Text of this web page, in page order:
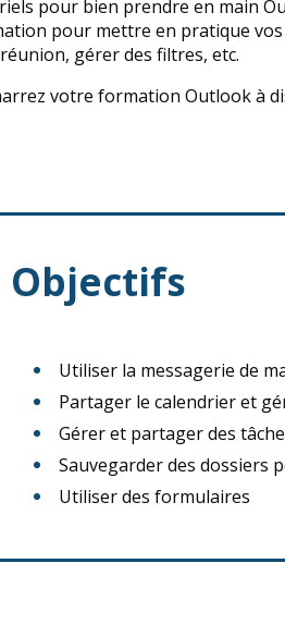
pour bien prendre en main
pour mettre en pratique
gérer des filtres, etc.
votre formation Outlook à
Objectifs
Utiliser la messagerie de
Partager le calendrier et
Gérer et partager des
Sauvegarder des dossiers
Utiliser des formulaires